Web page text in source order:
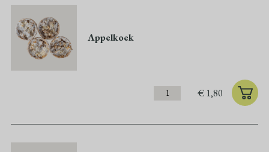
Appelkoek
€ 1,80